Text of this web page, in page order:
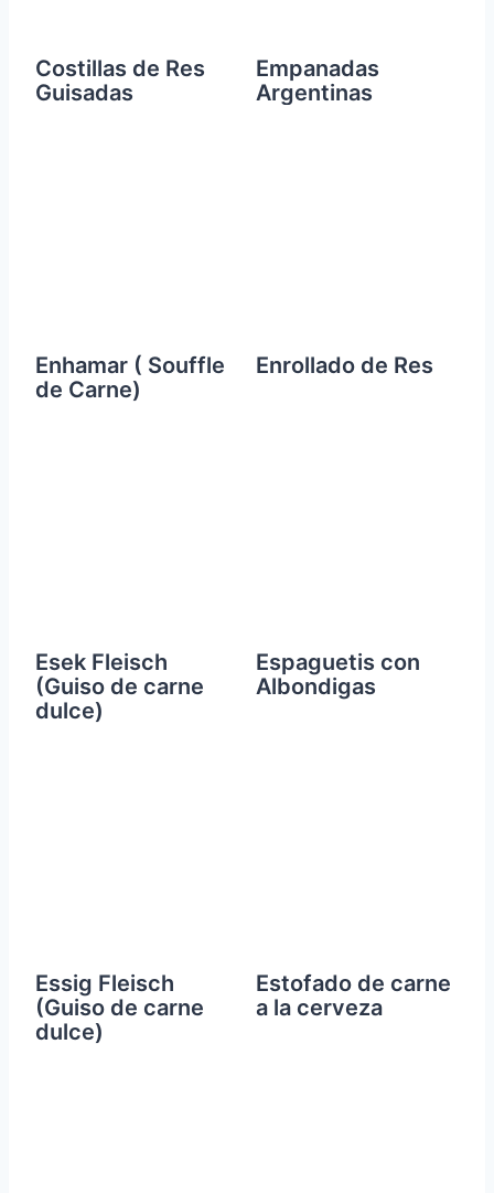
Costillas de Res
Guisadas
Empanadas
Argentinas
Enhamar ( Souffle
de Carne)
Enrollado de Res
Esek Fleisch
(Guiso de carne
dulce)
Espaguetis con
Albondigas
Essig Fleisch
(Guiso de carne
dulce)
Estofado de carne
a la cerveza